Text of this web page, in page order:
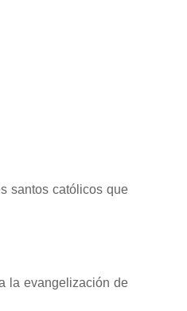
santos católicos que
la evangelización de